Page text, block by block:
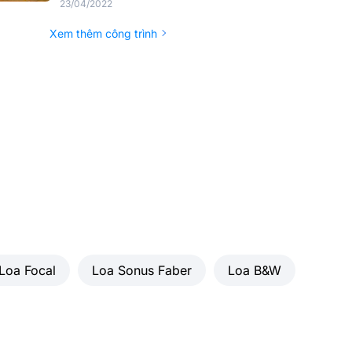
23/04/2022
Xem thêm công trình
Loa Focal Loa Sonus Faber Loa B&W